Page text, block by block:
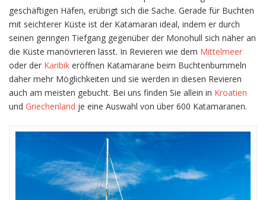
geschäftigen Häfen, erübrigt sich die Sache. Gerade für Buchten
mit seichterer Küste ist der Katamaran ideal, indem er durch
seinen geringen Tiefgang gegenüber der Monohull sich näher an
die Küste manövrieren lässt. In Revieren wie dem Mittelmeer
oder der Karibik eröffnen Katamarane beim Buchtenbummeln
daher mehr Möglichkeiten und sie werden in diesen Revieren
auch am meisten gebucht. Bei uns finden Sie allein in Kroatien
und Griechenland je eine Auswahl von über 600 Katamaranen.